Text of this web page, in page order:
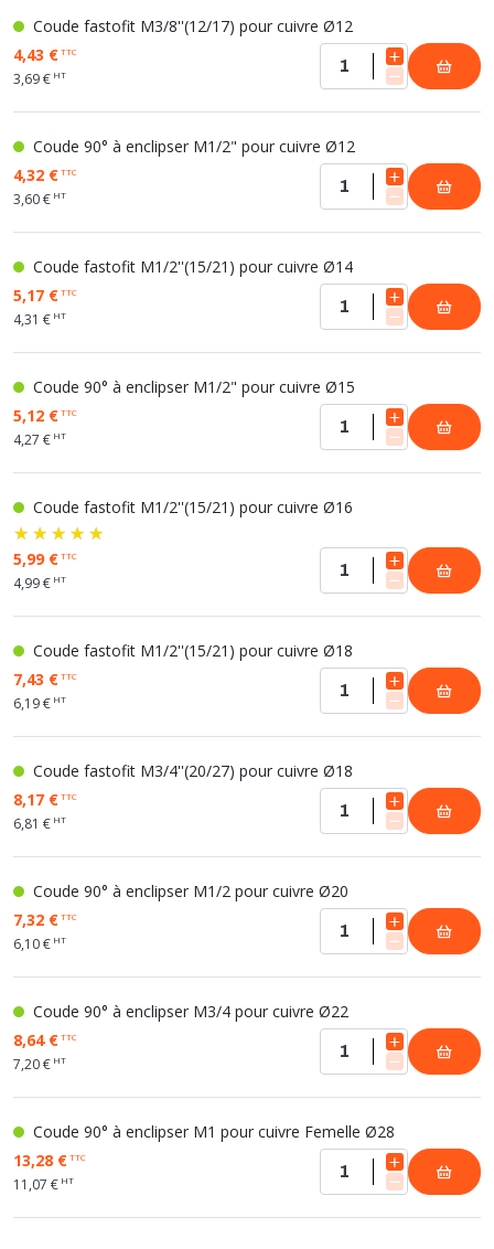
Coude fastofit M3/8''(12/17) pour cuivre Ø12
4,43 €TTC
3,69 € HT
Coude 90° à enclipser M1/2" pour cuivre Ø12
4,32 €TTC
3,60 € HT
Coude fastofit M1/2''(15/21) pour cuivre Ø14
5,17 €TTC
4,31 € HT
Coude 90° à enclipser M1/2" pour cuivre Ø15
5,12 €TTC
4,27 € HT
Coude fastofit M1/2''(15/21) pour cuivre Ø16
5,99 €TTC
4,99 € HT
Coude fastofit M1/2''(15/21) pour cuivre Ø18
7,43 €TTC
6,19 € HT
Coude fastofit M3/4''(20/27) pour cuivre Ø18
8,17 €TTC
6,81 € HT
Coude 90° à enclipser M1/2 pour cuivre Ø20
7,32 €TTC
6,10 € HT
Coude 90° à enclipser M3/4 pour cuivre Ø22
8,64 €TTC
7,20 € HT
Coude 90° à enclipser M1 pour cuivre Femelle Ø28
13,28 €TTC
11,07 € HT